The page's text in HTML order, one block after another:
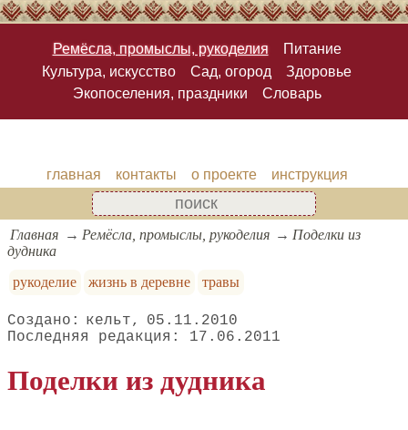
Ремёсла, промыслы, рукоделия
Питание
Культура, искусство
Сад, огород
Здоровье
Экопоселения, праздники
Словарь
главная контакты о проекте инструкция
Главная Ремёсла, промыслы, рукоделия
Поделки из
дудника
рукоделие
жизнь в деревне травы
кельт
05.11.2010
17.06.2011
Поделки из дудника